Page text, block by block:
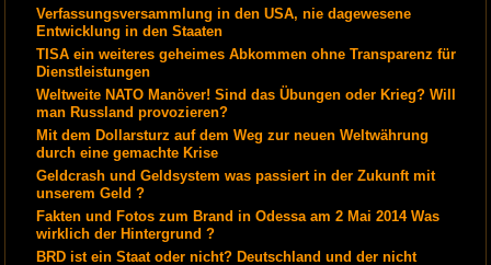
Verfassungsversammlung in den USA, nie dagewesene
Entwicklung in den Staaten
TISA ein weiteres geheimes Abkommen ohne Transparenz für
Dienstleistungen
Weltweite NATO Manöver! Sind das Übungen oder Krieg? Will
man Russland provozieren?
Mit dem Dollarsturz auf dem Weg zur neuen Weltwährung
durch eine gemachte Krise
Geldcrash und Geldsystem was passiert in der Zukunft mit
unserem Geld ?
Fakten und Fotos zum Brand in Odessa am 2 Mai 2014 Was
wirklich der Hintergrund ?
BRD ist ein Staat oder nicht? Deutschland und der nicht